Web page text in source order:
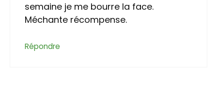
semaine je me bourre la face.
Méchante récompense.
Répondre